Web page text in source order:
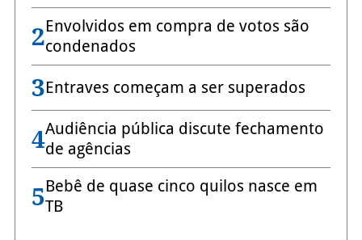
2Envolvidos em compra de votos são
condenados
3Entraves começam a ser superados
4Audiência pública discute fechamento
de agências
5Bebê de quase cinco quilos nasce em
TB